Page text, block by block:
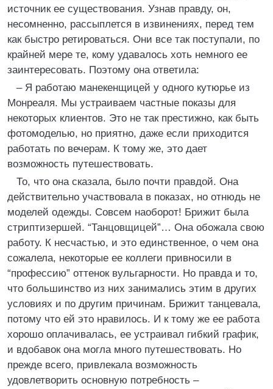
источник ее существования. Узнав правду, он,
несомненно, рассыплется в извинениях, перед тем
как быстро ретироваться. Они все так поступали, по
крайней мере те, кому удавалось хоть немного ее
заинтересовать. Поэтому она ответила:
– Я работаю манекенщицей у одного кутюрье из
Монреаля. Мы устраиваем частные показы для
некоторых клиентов. Это не так престижно, как быть
фотомоделью, но приятно, даже если приходится
работать по вечерам. К тому же, это дает
возможность путешествовать.
То, что она сказала, было почти правдой. Она
действительно участвовала в показах, но отнюдь не
моделей одежды. Совсем наоборот! Брижит была
стриптизершей. “Танцовщицей”… Она обожала свою
работу. К несчастью, и это единственное, о чем она
сожалела, некоторые ее коллеги привносили в
“профессию” оттенок вульгарности. Но правда и то,
что большинство из них занимались этим в других
условиях и по другим причинам. Брижит танцевала,
потому что ей это нравилось. И к тому же ее работа
хорошо оплачивалась, ее устраивал гибкий график,
и вдобавок она могла много путешествовать. Но
прежде всего, привлекала возможность
удовлетворить основную потребность –